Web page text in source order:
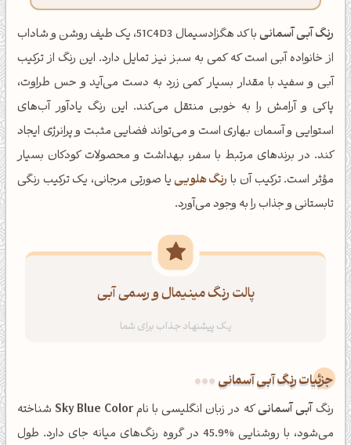
رنگ آبی آسمانی
با کد هگزادسیمال 51C4D3، یک طیف روشن و شاداب
از خانواده آبی است که کمی به سبز نیز تمایل دارد. این رنگ از ترکیب
آبی و سفید با مقدار بسیار کمی زرد به دست می‌آید و حس طراوت،
پاکی و آرامش را به خوبی منتقل می‌کند. این رنگ یادآور آب‌های
استوایی و آسمان بهاری است و می‌تواند فضایی مثبت و پرانرژی ایجاد
کند. در برندهای مرتبط با سفر، بهداشت و محصولات کودکان بسیار
مؤثر است. ترکیب آن با رنگ هلویییا صورتی مرجانی، یک ترکیب رنگی
تابستانی و جذاب را به وجود می‌آورد.
پالت رنگ مینیمال و رسمی آبی
جزئیات رنگ آبی آسمانی
رنگآبی آسمانیکه در زبان انگلیسی با نامSky Blue Colorشناخته
می‌شود، با روشنایی %45.9 در گروه رنگ‌های میانه جای دارد. طول